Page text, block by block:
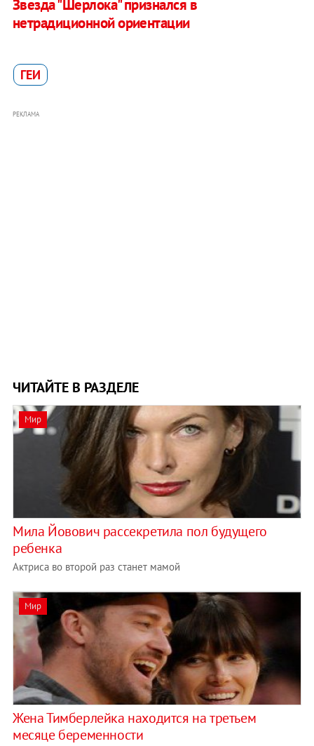
Звезда "Шерлока" признался в
нетрадиционной ориентации
ГЕИ
РЕКЛАМА
ЧИТАЙТЕ В РАЗДЕЛЕ
Мир
Мила Йовович рассекретила пол будущего
ребенка
Актриса во второй раз станет мамой
Мир
Жена Тимберлейка находится на третьем
месяце беременности